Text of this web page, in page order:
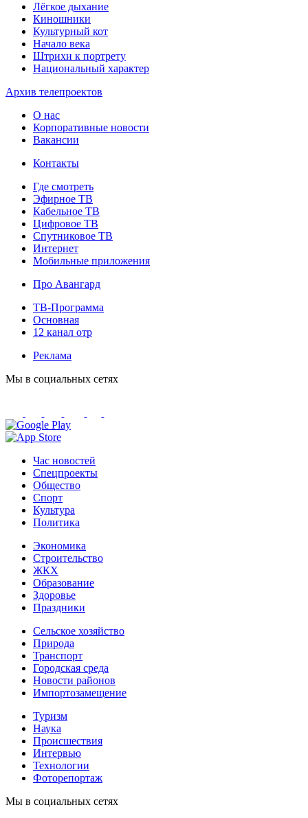
Лёгкое дыхание
Киношники
Культурный кот
Начало века
Штрихи к портрету
Национальный характер
Архив телепроектов
О нас
Корпоративные новости
Вакансии
Контакты
Где смотреть
Эфирное ТВ
Кабельное ТВ
Цифровое ТВ
Спутниковое ТВ
Интернет
Мобильные приложения
Про Авангард
ТВ-Программа
Основная
12 канал отр
Реклама
Мы в социальных сетях
Час новостей
Спецпроекты
Общество
Спорт
Культура
Политика
Экономика
Строительство
ЖКХ
Образование
Здоровье
Праздники
Сельское хозяйство
Природа
Транспорт
Городская среда
Новости районов
Импортозамещение
Туризм
Наука
Происшествия
Интервью
Технологии
Фоторепортаж
Мы в социальных сетях